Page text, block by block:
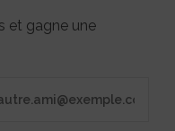
et gagne une